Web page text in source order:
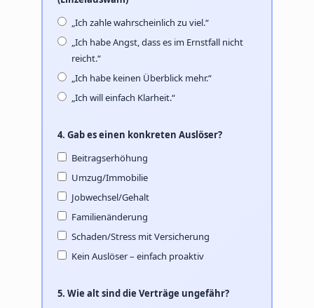
„Ich zahle wahrscheinlich zu viel.“
„Ich habe Angst, dass es im Ernstfall nicht
reicht.“
„Ich habe keinen Überblick mehr.“
„Ich will einfach Klarheit.“
4. Gab es einen konkreten Auslöser?
Beitragserhöhung
Umzug/Immobilie
Jobwechsel/Gehalt
Familienänderung
Schaden/Stress mit Versicherung
Kein Auslöser – einfach proaktiv
5. Wie alt sind die Verträge ungefähr?